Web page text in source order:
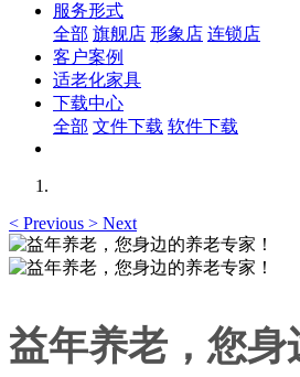
服务形式
全部 旗舰店 形象店 连锁店
客户案例
适老化家具
下载中心
全部 文件下载 软件下载
< Previous > Next
益年养老，您身